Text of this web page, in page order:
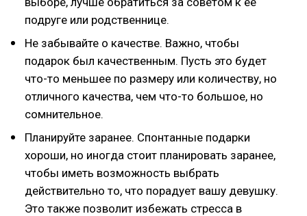
подруге или родственнице.
Не забывайте о качестве. Важно, чтобы
подарок был качественным. Пусть это будет
что-то меньшее по размеру или количеству, но
отличного качества, чем что-то большое, но
сомнительное.
Планируйте заранее. Спонтанные подарки
хороши, но иногда стоит планировать заранее,
чтобы иметь возможность выбрать
действительно то, что порадует вашу девушку.
Это также позволит избежать стресса в